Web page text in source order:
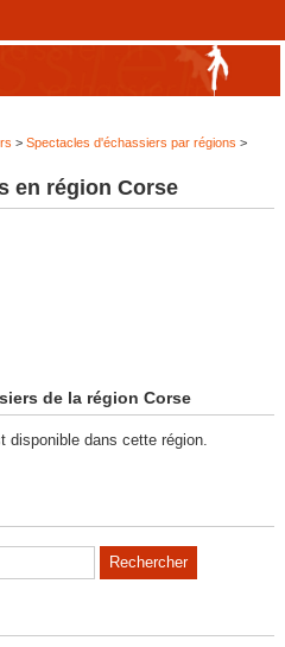
> Spectacles d'échassiers par régions >
en région Corse
de la région Corse
dans cette région.